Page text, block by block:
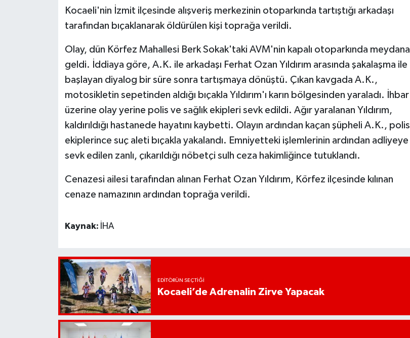
Kocaeli'nin İzmit ilçesinde alışveriş merkezinin otoparkında tartıştığı arkadaşı
tarafından bıçaklanarak öldürülen kişi toprağa verildi.
Olay, dün Körfez Mahallesi Berk Sokak'taki AVM'nin kapalı otoparkında meydana
geldi. İddiaya göre, A.K. ile arkadaşı Ferhat Ozan Yıldırım arasında şakalaşma ile
başlayan diyalog bir süre sonra tartışmaya dönüştü. Çıkan kavgada A.K.,
motosikletin sepetinden aldığı bıçakla Yıldırım'ı karın bölgesinden yaraladı. İhbar
üzerine olay yerine polis ve sağlık ekipleri sevk edildi. Ağır yaralanan Yıldırım,
kaldırıldığı hastanede hayatını kaybetti. Olayın ardından kaçan şüpheli A.K., polis
ekiplerince suç aleti bıçakla yakalandı. Emniyetteki işlemlerinin ardından adliyeye
sevk edilen zanlı, çıkarıldığı nöbetçi sulh ceza hakimliğince tutuklandı.
Cenazesi ailesi tarafından alınan Ferhat Ozan Yıldırım, Körfez ilçesinde kılınan
cenaze namazının ardından toprağa verildi.
Kaynak: İHA
EDITÖRÜN SEÇTIĞI
Kocaeli’de Adrenalin Zirve Yapacak